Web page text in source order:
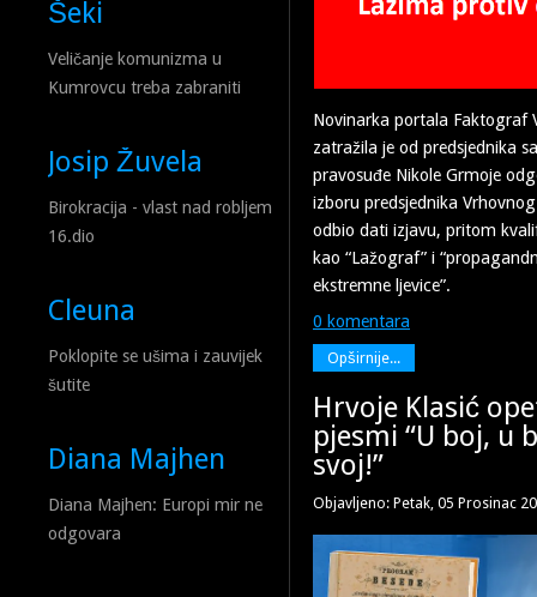
Šeki
Veličanje komunizma u
Kumrovcu treba zabraniti
Josip Žuvela
Birokracija - vlast nad robljem
16.dio
Cleuna
Poklopite se ušima i zauvijek
šutite
Diana Majhen
Diana Majhen: Europi mir ne
odgovara
Novinarka portala Faktograf
zatražila je od predsjednika
pravosuđe Nikole Grmoje
izboru predsjednika
odbio dati izjavu, pritom
kao “Lažograf” i
ekstremne ljevice”.
0 komentara
Opširnije...
Hrvoje Klasić
pjesmi “U boj, u
svoj!”
Objavljeno: Petak, 05 Prosinac